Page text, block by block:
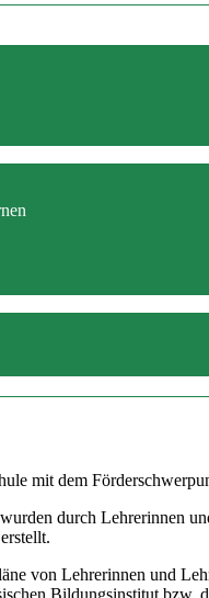
mit dem
durch Lehrerinnen
von Lehrerinnen und
Bildungsinstitut bzw.